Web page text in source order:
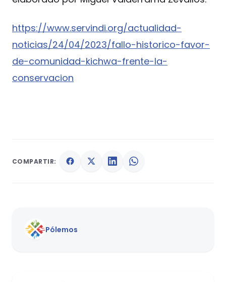
https://www.servindi.org/actualidad-
noticias/24/04/2023/fallo-historico-favor-
de-comunidad-kichwa-frente-la-
conservacion
COMPARTIR:
Pólemos